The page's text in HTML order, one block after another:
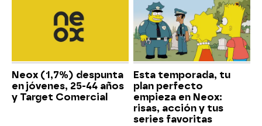
Neox (1,7%) despunta
en jóvenes, 25-44 años
y Target Comercial
Esta temporada, tu
plan perfecto
empieza en Neox:
risas, acción y tus
series favoritas